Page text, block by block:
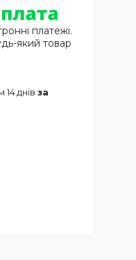
платежі.
який товар
днів за